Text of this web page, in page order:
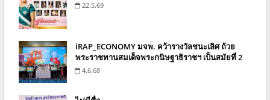
22.5.69
iRAP_ECONOMY มจพ. คว้ารางวัลชนะเลิศ ถ้วย
พระราชทานสมเด็จพระกนิษฐาธิราชฯ เป็นสมัยที่ 2
4.6.68